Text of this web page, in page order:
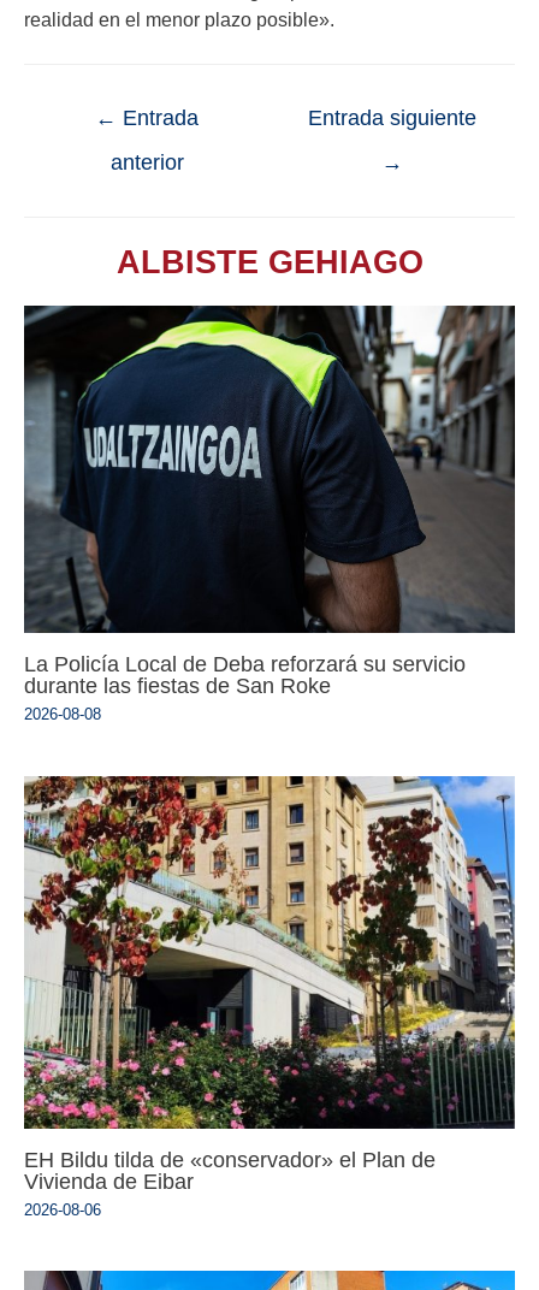
realidad en el menor plazo posible».
← Entrada
anterior
Entrada siguiente
→
ALBISTE GEHIAGO
La Policía Local de Deba reforzará su servicio
durante las fiestas de San Roke
2026-08-08
EH Bildu tilda de «conservador» el Plan de
Vivienda de Eibar
2026-08-06